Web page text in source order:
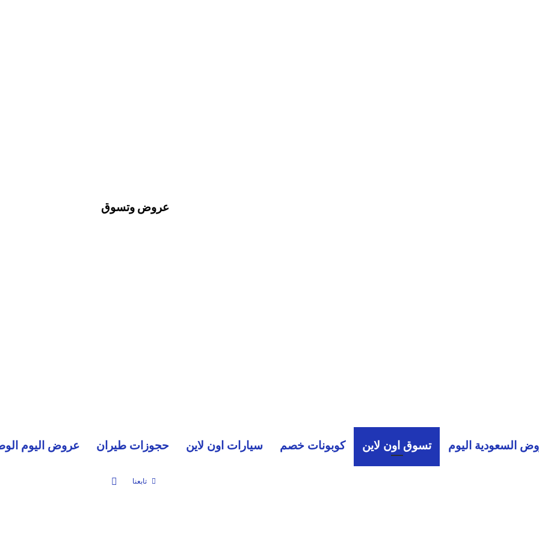
عروض وتسوق
السعودية اليوم تسوق اون لاين كوبونات خصم سيارات اون لاين حجوزات طيران عروض اليوم
تابعنا